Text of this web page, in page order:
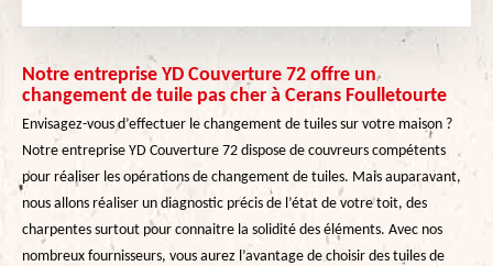
Notre entreprise YD Couverture 72 offre un
changement de tuile pas cher à Cerans Foulletourte
Envisagez-vous d’effectuer le changement de tuiles sur votre maison ?
Notre entreprise YD Couverture 72 dispose de couvreurs compétents
pour réaliser les opérations de changement de tuiles. Mais auparavant,
nous allons réaliser un diagnostic précis de l’état de votre toit, des
charpentes surtout pour connaitre la solidité des éléments. Avec nos
nombreux fournisseurs, vous aurez l’avantage de choisir des tuiles de